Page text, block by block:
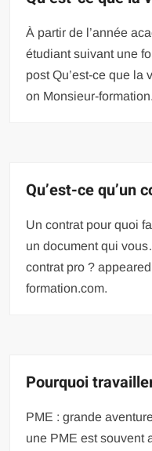
À partir de l’année
étudiant suivant une
post Qu’est-ce que la
on Monsieur-
Qu’est-ce qu’un
Un contrat pour quoi
un document qui
contrat pro ?
formation.com.
Pourquoi
PME : grande
une PME est